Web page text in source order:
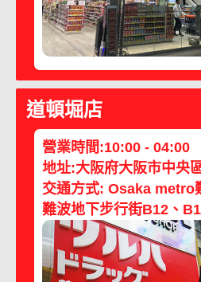
道頓堀店
營業時間:10:00 - 04:00
地址:大阪府大阪市中央
交通方式: Osaka metro
難波地下步行街B12、